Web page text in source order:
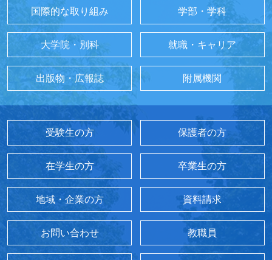
国際的な取り組み 学部・学科
大学院・別科 就職・キャリア
出版物・広報誌 附属機関
受験生の方 保護者の方
在学生の方 卒業生の方
地域・企業の方 資料請求
お問い合わせ 教職員